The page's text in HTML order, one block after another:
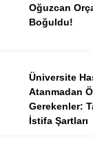
Oğuzcan
Boğuldu!
Üniversite
Atanmadan
Gerekenler:
İstifa Şartları